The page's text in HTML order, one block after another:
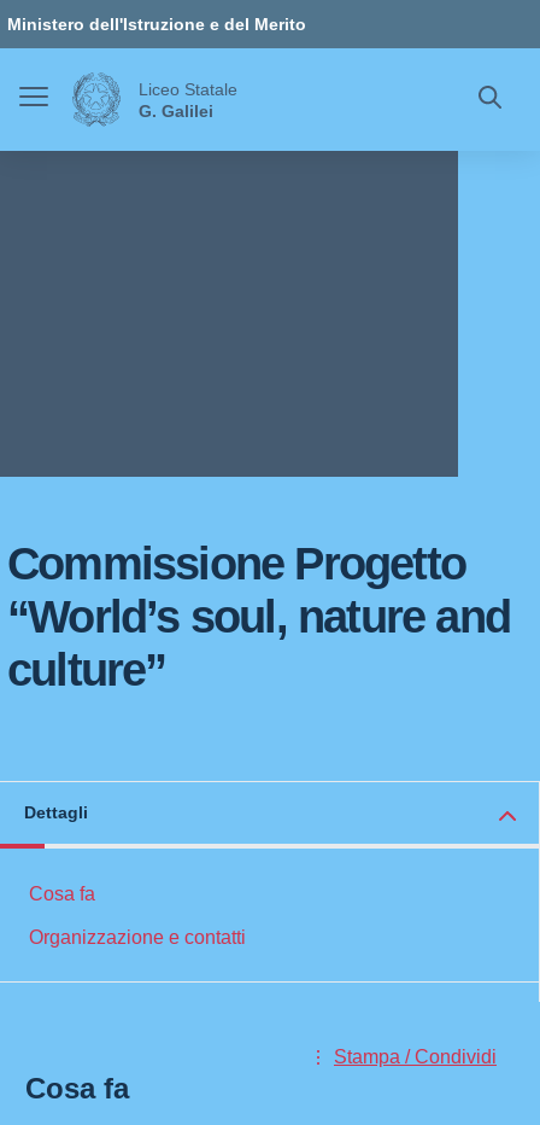
Ministero dell'Istruzione e del Merito
Liceo Statale
G. Galilei
Commissione Progetto
“World’s soul, nature and
culture”
Dettagli
Cosa fa
Organizzazione e contatti
Stampa / Condividi
Cosa fa